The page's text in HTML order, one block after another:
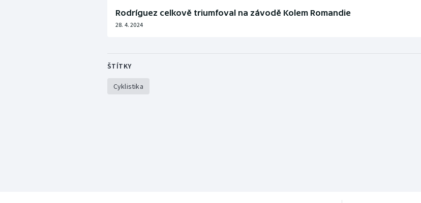
Rodríguez celkově triumfoval na závodě Kolem Romandie
28. 4. 2024
ŠTÍTKY
Cyklistika